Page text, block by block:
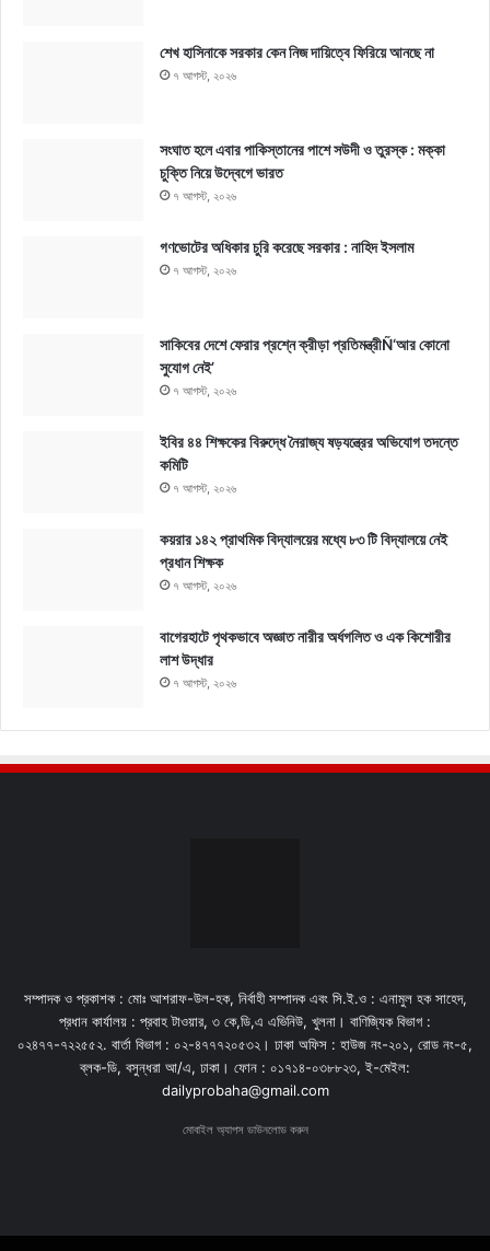
শেখ হাসিনাকে সরকার কেন নিজ দায়িত্বে ফিরিয়ে আনছে না
৭ আগস্ট, ২০২৬
সংঘাত হলে এবার পাকিস্তানের পাশে সউদী ও তুরস্ক : মক্কা
চুক্তি নিয়ে উদ্বেগে ভারত
৭ আগস্ট, ২০২৬
গণভোটের অধিকার চুরি করেছে সরকার : নাহিদ ইসলাম
৭ আগস্ট, ২০২৬
সাকিবের দেশে ফেরার প্রশ্নে ক্রীড়া প্রতিমন্ত্রীÑ‘আর কোনো
সুযোগ নেই’
৭ আগস্ট, ২০২৬
ইবির ৪৪ শিক্ষকের বিরুদ্ধে নৈরাজ্য ষড়যন্ত্রের অভিযোগ তদন্তে
কমিটি
৭ আগস্ট, ২০২৬
কয়রার ১৪২ প্রাথমিক বিদ্যালয়ের মধ্যে ৮৩ টি বিদ্যালয়ে নেই
প্রধান শিক্ষক
৭ আগস্ট, ২০২৬
বাগেরহাটে পৃথকভাবে অজ্ঞাত নারীর অর্ধগলিত ও এক কিশোরীর
লাশ উদ্ধার
৭ আগস্ট, ২০২৬
সম্পাদক ও প্রকাশক : মোঃ আশরাফ-উল-হক, নির্বাহী সম্পাদক এবং সি.ই.ও : এনামুল হক সাহেদ,
প্রধান কার্যালয় : প্রবাহ টাওয়ার, ৩ কে,ডি,এ এভিনিউ, খুলনা। বাণিজ্যিক বিভাগ :
০২৪৭৭-৭২২৫৫২. বার্তা বিভাগ : ০২-৪৭৭৭২০৫৩২। ঢাকা অফিস : হাউজ নং-২০১, রোড নং-৫,
ব্লক-ডি, বসুন্ধরা আ/এ, ঢাকা। ফোন : ০১৭১৪-০৩৮৮২৩, ই-মেইল:
dailyprobaha@gmail.com
মোবাইল অ্যাপস ডাউনলোড করুন